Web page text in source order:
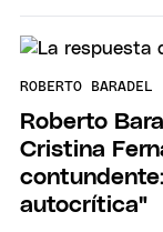
ROBERTO BARADEL
Roberto
Cristina
autocrítica"